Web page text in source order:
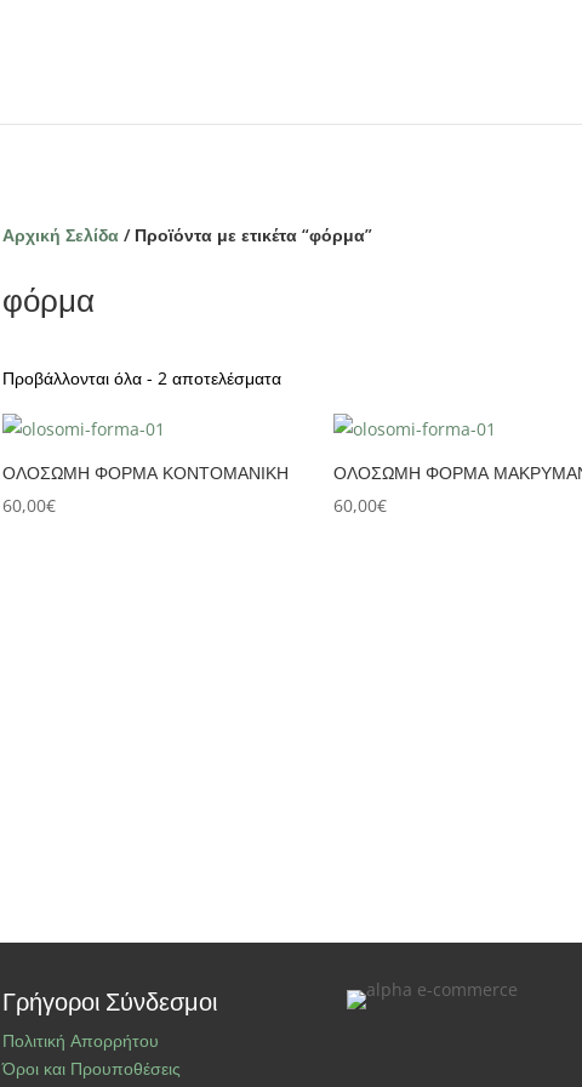
Αρχική Σελίδα/ Προϊόντα με ετικέτα “φόρμα”
φόρμα
Προβάλλονται όλα - 2 αποτελέσματα
ΟΛΟΣΩΜΗ ΦΟΡΜΑ ΚΟΝΤΟΜΑΝΙΚΗ
60,00€
ΟΛΟΣΩΜΗ ΦΟΡΜΑ
60,00€
Γρήγοροι Σύνδεσμοι
Πολιτική Απορρήτου
Όροι και Προυποθέσεις